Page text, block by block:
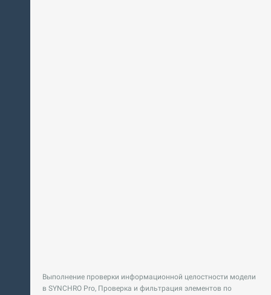
Выполнение проверки информационной целостности модели
в SYNCHRO Pro, Проверка и фильтрация элементов по